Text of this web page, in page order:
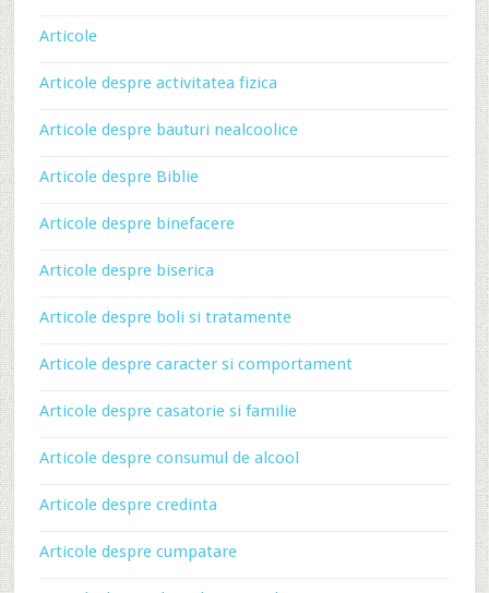
Articole
Articole despre activitatea fizica
Articole despre bauturi nealcoolice
Articole despre Biblie
Articole despre binefacere
Articole despre biserica
Articole despre boli si tratamente
Articole despre caracter si comportament
Articole despre casatorie si familie
Articole despre consumul de alcool
Articole despre credinta
Articole despre cumpatare